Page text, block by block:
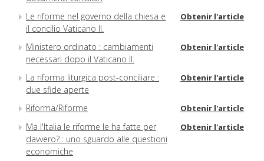
Le riforme nel governo della chiesa e
il concilio Vaticano II.
Obtenir l'article
Ministero ordinato : cambiamenti
necessari dopo il Vaticano II.
Obtenir l'article
La riforma liturgica post-conciliare :
due sfide aperte
Obtenir l'article
Riforma/Riforme Obtenir l'article
Ma l'Italia le riforme le ha fatte per
davvero? : uno sguardo alle questioni
economiche
Obtenir l'article